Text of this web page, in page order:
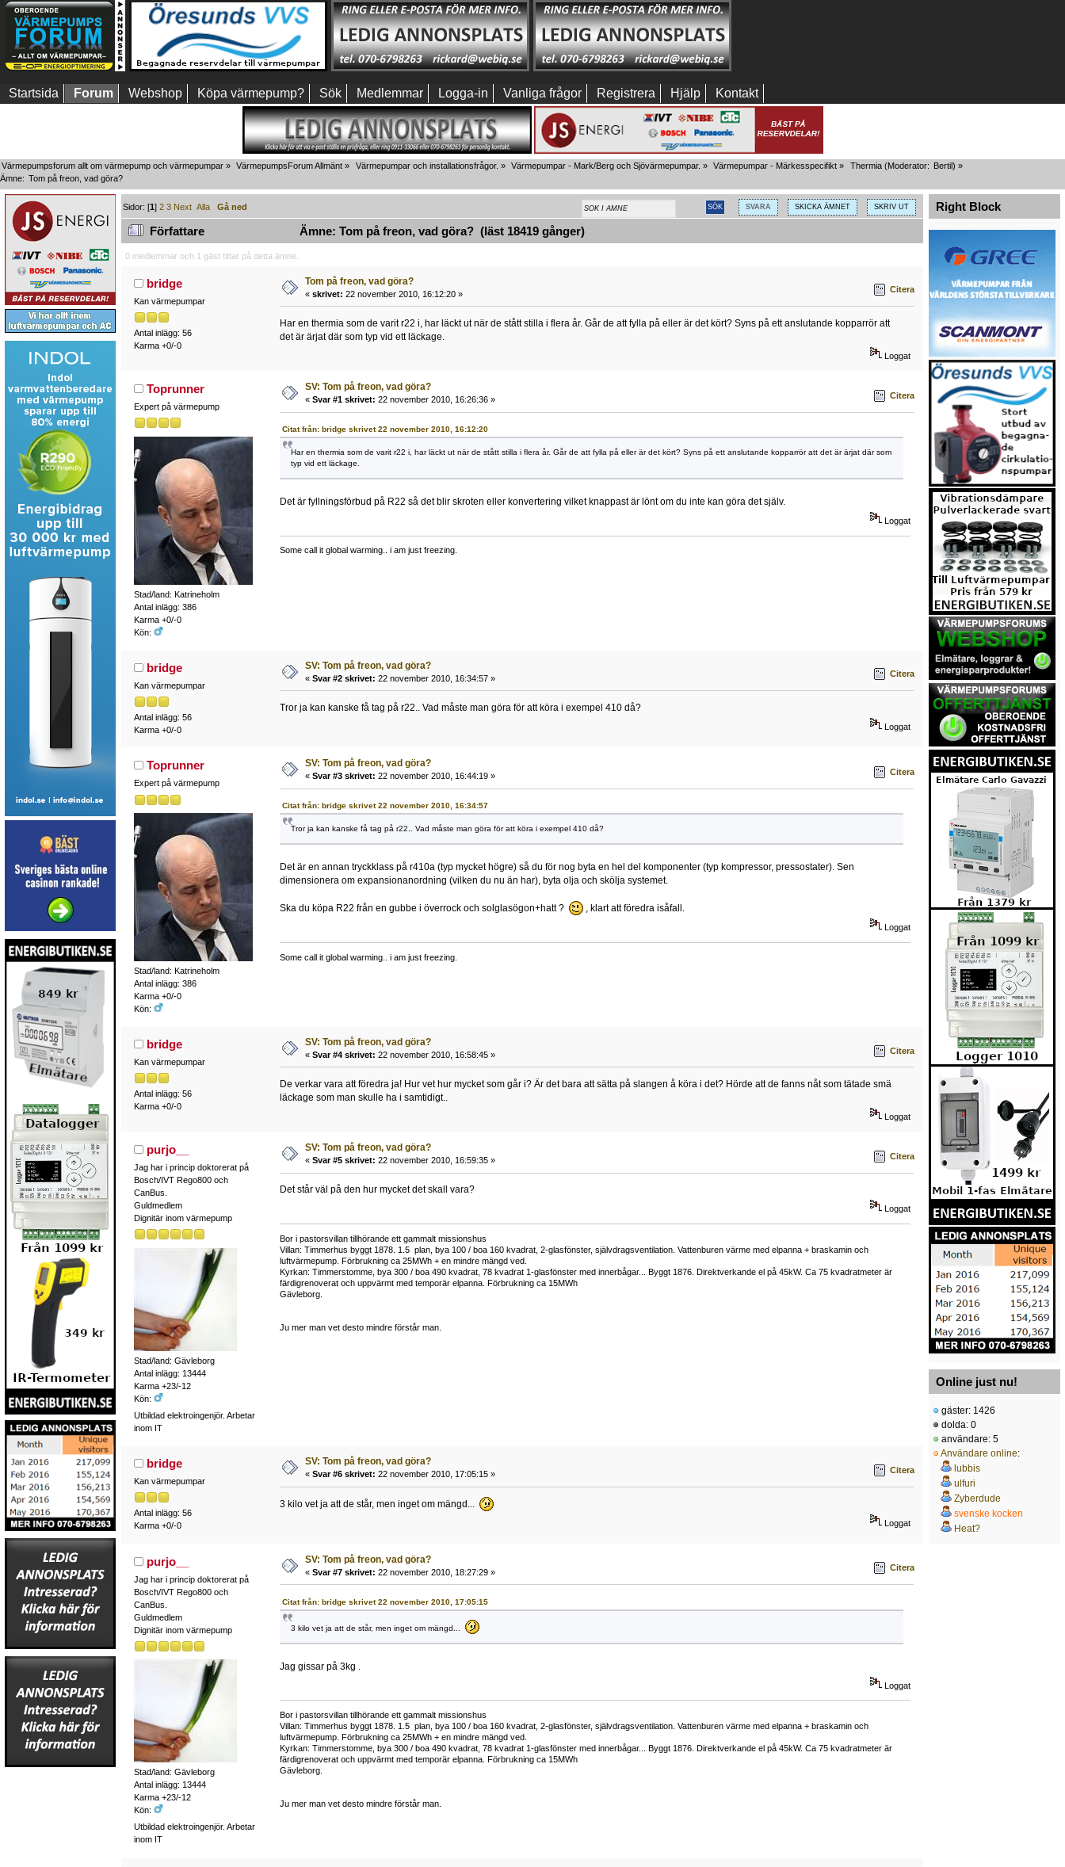
Startsida Forum Webshop Köpa värmepump? Sök Medlemmar Logga-in Vanliga frågor Registrera Hjälp Kontakt
Värmepumpsforum allt om värmepump och värmepumpar » VärmepumpsForum Allmänt » Värmepumpar och installationsfrågor. » Värmepumpar - Mark/Berg och Sjövärmepumpar. » Värmepumpar - Märkesspecifikt » Thermia(Moderator: Bertil) »
Ämne: Tom på freon, vad göra?
SVARA SKICKA ÄMNET SKRIV UT
Sidor: [1]2 3 Next Alla Gå ned
Författare Ämne: Tom på freon, vad göra? (läst 18419 gånger)
0 medlemmar och 1 gäst tittar på detta ämne.
bridge
Kan värmepumpar
Antal inlägg: 56
Karma +0/-0
Tom på freon, vad göra?
« skrivet: 22 november 2010, 16:12:20 » Citera
Har en thermia som de varit r22 i, har läckt ut när de stått stilla i flera år. Går de att fylla på eller är det kört? Syns på ett anslutande kopparrör att
det är ärjat där som typ vid ett läckage.
Loggat
Toprunner
Expert på värmepump
Stad/land: Katrineholm
Antal inlägg: 386
Karma +0/-0
Kön:
SV: Tom på freon, vad göra?
« Svar #1 skrivet: 22 november 2010, 16:26:36 » Citera
Citat från: bridge skrivet 22 november 2010, 16:12:20
Har en thermia som de varit r22 i, har läckt ut när de stått stilla i flera år. Går de att fylla på eller är det kört? Syns på ett anslutande kopparrör att det är ärjat där som
typ vid ett läckage.
Det är fyllningsförbud på R22 så det blir skroten eller konvertering vilket knappast är lönt om du inte kan göra det själv.
Loggat
Some call it global warming.. i am just freezing.
bridge
Kan värmepumpar
Antal inlägg: 56
Karma +0/-0
SV: Tom på freon, vad göra?
« Svar #2 skrivet: 22 november 2010, 16:34:57 » Citera
Tror ja kan kanske få tag på r22.. Vad måste man göra för att köra i exempel 410 då?
Loggat
Toprunner
Expert på värmepump
Stad/land: Katrineholm
Antal inlägg: 386
Karma +0/-0
Kön:
SV: Tom på freon, vad göra?
« Svar #3 skrivet: 22 november 2010, 16:44:19 » Citera
Citat från: bridge skrivet 22 november 2010, 16:34:57
Tror ja kan kanske få tag på r22.. Vad måste man göra för att köra i exempel 410 då?
Det är en annan tryckklass på r410a (typ mycket högre) så du för nog byta en hel del komponenter (typ kompressor, pressostater). Sen
dimensionera om expansionanordning (vilken du nu än har), byta olja och skölja systemet.
Ska du köpa R22 från en gubbe i överrock och solglasögon+hatt ? , klart att föredra isåfall.
Loggat
Some call it global warming.. i am just freezing.
bridge
Kan värmepumpar
Antal inlägg: 56
Karma +0/-0
SV: Tom på freon, vad göra?
« Svar #4 skrivet: 22 november 2010, 16:58:45 » Citera
De verkar vara att föredra ja! Hur vet hur mycket som går i? Är det bara att sätta på slangen å köra i det? Hörde att de fanns nåt som tätade smä
läckage som man skulle ha i samtidigt..
Loggat
purjo__
Jag har i princip doktorerat på
Bosch/IVT Rego800 och
CanBus.
Guldmedlem
Dignitär inom värmepump
Stad/land: Gävleborg
Antal inlägg: 13444
Karma +23/-12
Kön:
Utbildad elektroingenjör. Arbetar
inom IT
SV: Tom på freon, vad göra?
« Svar #5 skrivet: 22 november 2010, 16:59:35 » Citera
Det står väl på den hur mycket det skall vara?
Loggat
Bor i pastorsvillan tillhörande ett gammalt missionshus
Villan: Timmerhus byggt 1878. 1.5 plan, bya 100 / boa 160 kvadrat, 2-glasfönster, självdragsventilation. Vattenburen värme med elpanna + braskamin och
luftvärmepump. Förbrukning ca 25MWh + en mindre mängd ved.
Kyrkan: Timmerstomme, bya 300 / boa 490 kvadrat, 78 kvadrat 1-glasfönster med innerbågar... Byggt 1876. Direktverkande el på 45kW. Ca 75 kvadratmeter är
färdigrenoverat och uppvärmt med temporär elpanna. Förbrukning ca 15MWh
Gävleborg.
Ju mer man vet desto mindre förstår man.
bridge
Kan värmepumpar
Antal inlägg: 56
Karma +0/-0
SV: Tom på freon, vad göra?
« Svar #6 skrivet: 22 november 2010, 17:05:15 » Citera
3 kilo vet ja att de står, men inget om mängd...
Loggat
purjo__
Jag har i princip doktorerat på
Bosch/IVT Rego800 och
CanBus.
Guldmedlem
Dignitär inom värmepump
Stad/land: Gävleborg
Antal inlägg: 13444
Karma +23/-12
Kön:
Utbildad elektroingenjör. Arbetar
inom IT
SV: Tom på freon, vad göra?
« Svar #7 skrivet: 22 november 2010, 18:27:29 » Citera
Citat från: bridge skrivet 22 november 2010, 17:05:15
3 kilo vet ja att de står, men inget om mängd...
Jag gissar på 3kg .
Loggat
Bor i pastorsvillan tillhörande ett gammalt missionshus
Villan: Timmerhus byggt 1878. 1.5 plan, bya 100 / boa 160 kvadrat, 2-glasfönster, självdragsventilation. Vattenburen värme med elpanna + braskamin och
luftvärmepump. Förbrukning ca 25MWh + en mindre mängd ved.
Kyrkan: Timmerstomme, bya 300 / boa 490 kvadrat, 78 kvadrat 1-glasfönster med innerbågar... Byggt 1876. Direktverkande el på 45kW. Ca 75 kvadratmeter är
färdigrenoverat och uppvärmt med temporär elpanna. Förbrukning ca 15MWh
Gävleborg.
Ju mer man vet desto mindre förstår man.
Right Block
Online just nu!
gäster: 1426
dolda: 0
användare: 5
Användare online:
lubbis
ulfuri
Zyberdude
svenske kocken
Heat?